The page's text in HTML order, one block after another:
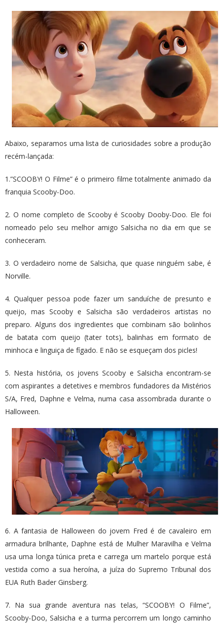
Abaixo, separamos uma lista de curiosidades sobre a produção
recém-lançada:
1.”SCOOBY! O Filme” é o primeiro filme totalmente animado da
franquia Scooby-Doo.
2. O nome completo de Scooby é Scooby Dooby-Doo. Ele foi
nomeado pelo seu melhor amigo Salsicha no dia em que se
conheceram.
3. O verdadeiro nome de Salsicha, que quase ninguém sabe, é
Norville.
4. Qualquer pessoa pode fazer um sanduíche de presunto e
queijo, mas Scooby e Salsicha são verdadeiros artistas no
preparo. Alguns dos ingredientes que combinam são bolinhos
de batata com queijo (tater tots), balinhas em formato de
minhoca e linguiça de fígado. E não se esqueçam dos picles!
5. Nesta história, os jovens Scooby e Salsicha encontram-se
com aspirantes a detetives e membros fundadores da Mistérios
S/A, Fred, Daphne e Velma, numa casa assombrada durante o
Halloween.
6. A fantasia de Halloween do jovem Fred é de cavaleiro em
armadura brilhante, Daphne está de Mulher Maravilha e Velma
usa uma longa túnica preta e carrega um martelo porque está
vestida como a sua heroína, a juíza do Supremo Tribunal dos
EUA Ruth Bader Ginsberg.
7. Na sua grande aventura nas telas, “SCOOBY! O Filme”,
Scooby-Doo, Salsicha e a turma percorrem um longo caminho